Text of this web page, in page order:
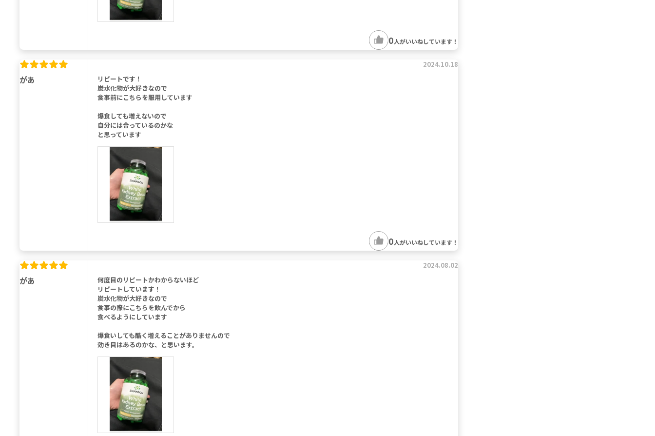
0人がいいねしています！
があ
2024.10.18
リピートです！
炭水化物が大好きなので
食事前にこちらを服用しています
爆食しても増えないので
自分には合っているのかな
と思っています
0人がいいねしています！
があ
2024.08.02
何度目のリピートかわからないほど
リピートしています！
炭水化物が大好きなので
食事の際にこちらを飲んでから
食べるようにしています
爆食いしても酷く増えることがありませんので
効き目はあるのかな、と思います。